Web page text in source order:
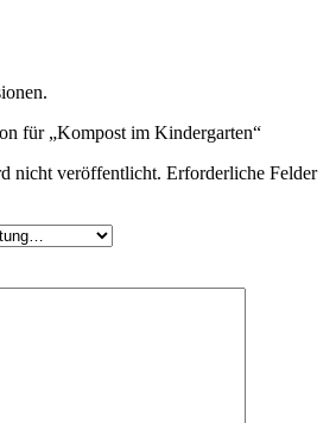
für „Kompost im Kindergarten“
nicht veröffentlicht. Erforderliche Felder